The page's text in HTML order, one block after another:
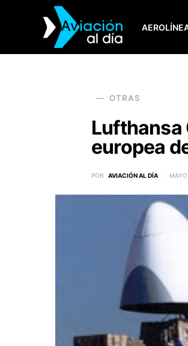
SEARCH FOR:
OTRAS
Lufthansa
europea
POR AVIACIÓN AL DÍA